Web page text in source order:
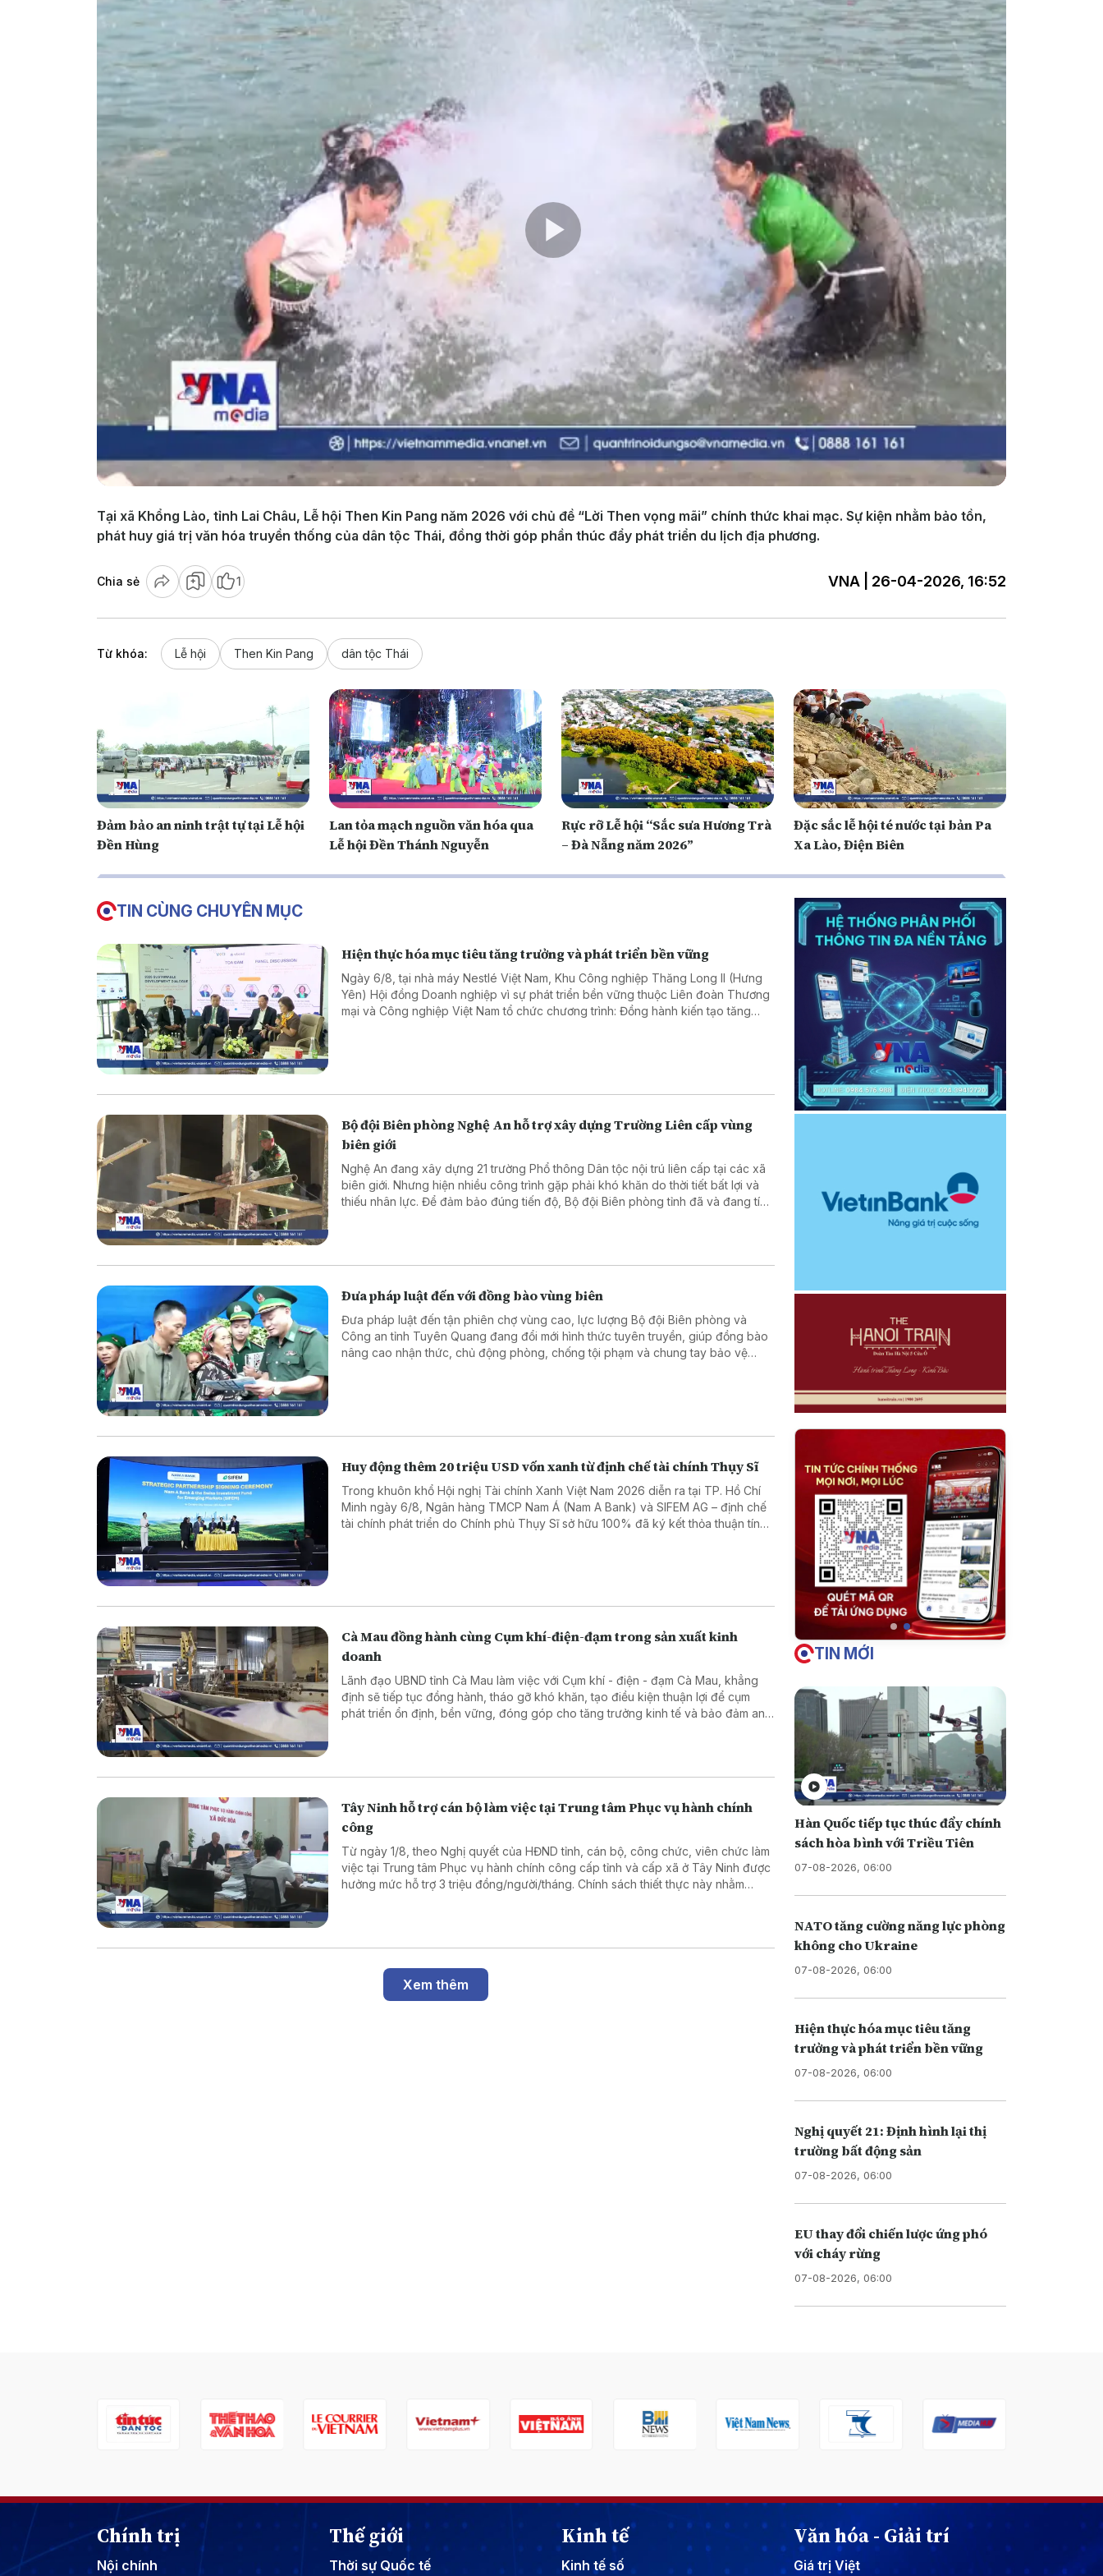
Play
Video
Tại xã Khổng Lào, tỉnh Lai Châu, Lễ hội Then Kin Pang năm 2026 với chủ đề “Lời Then vọng mãi” chính thức khai mạc. Sự kiện nhằm bảo tồn,
phát huy giá trị văn hóa truyền thống của dân tộc Thái, đồng thời góp phần thúc đẩy phát triển du lịch địa phương.
Chia sẻ 1 VNA | 26-04-2026, 16:52
Từ khóa: Lễ hội Then Kin Pang dân tộc Thái
Đảm bảo an ninh trật tự tại Lễ hội
Đền Hùng
Lan tỏa mạch nguồn văn hóa qua
Lễ hội Đền Thánh Nguyễn
Rực rỡ Lễ hội “Sắc sưa Hương Trà
– Đà Nẵng năm 2026”
Đặc sắc lễ hội té nước tại bản Pa
Xa Lào, Điện Biên
TIN CÙNG CHUYÊN MỤC
Hiện thực hóa mục tiêu tăng trưởng và phát triển bền vững
Ngày 6/8, tại nhà máy Nestlé Việt Nam, Khu Công nghiệp Thăng Long II (Hưng
Yên) Hội đồng Doanh nghiệp vì sự phát triển bền vững thuộc Liên đoàn Thương
mại và Công nghiệp Việt Nam tổ chức chương trình: Đồng hành kiến tạo tăng
Bộ đội Biên phòng Nghệ An hỗ trợ xây dựng Trường Liên cấp vùng
biên giới
Nghệ An đang xây dựng 21 trường Phổ thông Dân tộc nội trú liên cấp tại các xã
biên giới. Nhưng hiện nhiều công trình gặp phải khó khăn do thời tiết bất lợi và
thiếu nhân lực. Để đảm bảo đúng tiến độ, Bộ đội Biên phòng tỉnh đã và đang tích
Đưa pháp luật đến với đồng bào vùng biên
Đưa pháp luật đến tận phiên chợ vùng cao, lực lượng Bộ đội Biên phòng và
Công an tỉnh Tuyên Quang đang đổi mới hình thức tuyên truyền, giúp đồng bào
nâng cao nhận thức, chủ động phòng, chống tội phạm và chung tay bảo vệ
Huy động thêm 20 triệu USD vốn xanh từ định chế tài chính Thụy Sĩ
Trong khuôn khổ Hội nghị Tài chính Xanh Việt Nam 2026 diễn ra tại TP. Hồ Chí
Minh ngày 6/8, Ngân hàng TMCP Nam Á (Nam A Bank) và SIFEM AG – định chế
tài chính phát triển do Chính phủ Thụy Sĩ sở hữu 100% đã ký kết thỏa thuận tín
Cà Mau đồng hành cùng Cụm khí-điện-đạm trong sản xuất kinh
doanh
Lãnh đạo UBND tỉnh Cà Mau làm việc với Cụm khí - điện - đạm Cà Mau, khẳng
định sẽ tiếp tục đồng hành, tháo gỡ khó khăn, tạo điều kiện thuận lợi để cụm
phát triển ổn định, bền vững, đóng góp cho tăng trưởng kinh tế và bảo đảm an
Tây Ninh hỗ trợ cán bộ làm việc tại Trung tâm Phục vụ hành chính
công
Từ ngày 1/8, theo Nghị quyết của HĐND tỉnh, cán bộ, công chức, viên chức làm
việc tại Trung tâm Phục vụ hành chính công cấp tỉnh và cấp xã ở Tây Ninh được
hưởng mức hỗ trợ 3 triệu đồng/người/tháng. Chính sách thiết thực này nhằm
Xem thêm
TIN MỚI
Hàn Quốc tiếp tục thúc đẩy chính
sách hòa bình với Triều Tiên
07-08-2026, 06:00
NATO tăng cường năng lực phòng
không cho Ukraine
07-08-2026, 06:00
Hiện thực hóa mục tiêu tăng
trưởng và phát triển bền vững
07-08-2026, 06:00
Nghị quyết 21: Định hình lại thị
trường bất động sản
07-08-2026, 06:00
EU thay đổi chiến lược ứng phó
với cháy rừng
07-08-2026, 06:00
Chính trị
Nội chính
Thế giới
Thời sự Quốc tế
Kinh tế
Kinh tế số
Văn hóa - Giải trí
Giá trị Việt